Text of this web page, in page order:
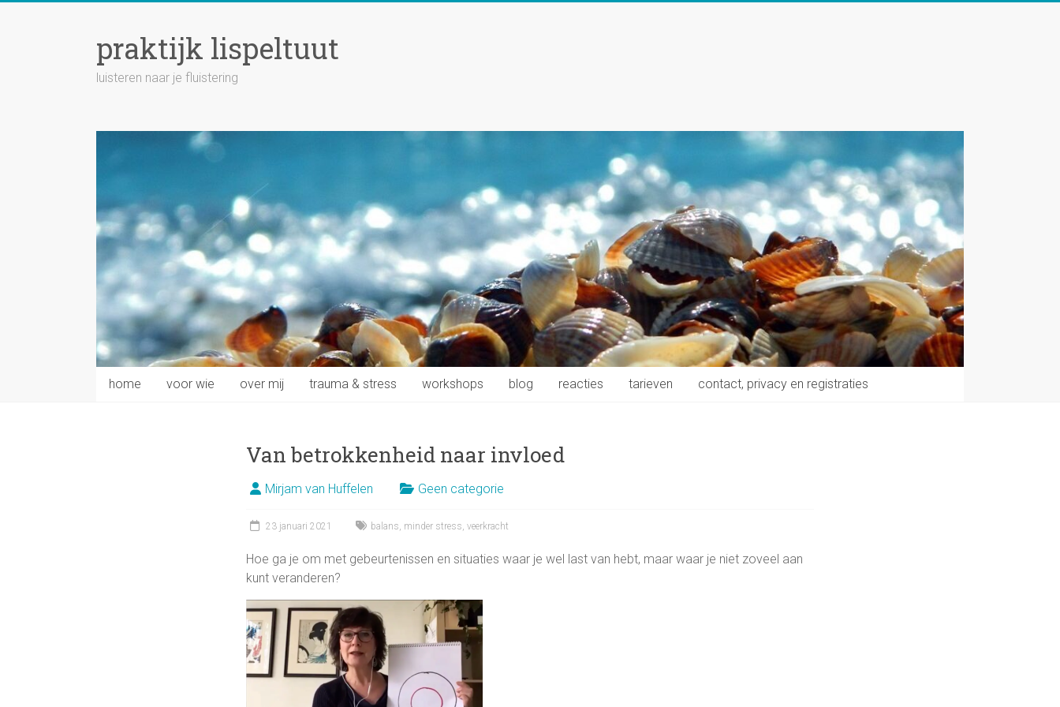
praktijk lispeltuut
luisteren naar je fluistering
home voor wie over mij trauma & stress workshops blog reacties tarieven contact, privacy en registraties
Van betrokkenheid naar invloed
Mirjam van Huffelen Geen categorie
23 januari 2021 balans, minder stress, veerkracht
Hoe ga je om met gebeurtenissen en situaties waar je wel last van hebt, maar waar je niet zoveel aan
kunt veranderen?